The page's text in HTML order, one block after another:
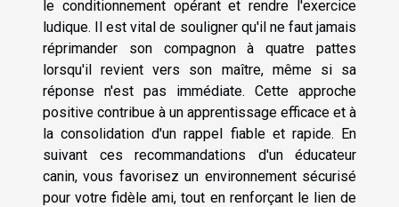
le conditionnement opérant et rendre l'exercice
ludique. Il est vital de souligner qu'il ne faut jamais
réprimander son compagnon à quatre pattes
lorsqu'il revient vers son maître, même si sa
réponse n'est pas immédiate. Cette approche
positive contribue à un apprentissage efficace et à
la consolidation d'un rappel fiable et rapide. En
suivant ces recommandations d'un éducateur
canin, vous favorisez un environnement sécurisé
pour votre fidèle ami, tout en renforçant le lien de